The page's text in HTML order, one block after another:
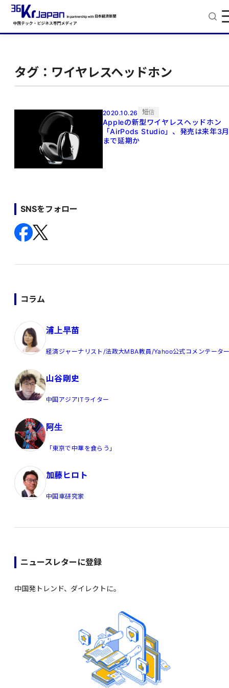
タグ：ワイヤレスヘッドホン
2020.10.26 短信
Appleの新型ワイヤレスヘッドホン
「AirPods Studio」、発売は来年3月
まで延期か
SNSをフォロー
コラム
浦上早苗
経済ジャーナリスト/法政大MBA教員/Yahoo公式コメンテータ
山谷剛史
中国アジアITライター
阿生
「東京で中華を食らう」
加藤ヒロト
中国車研究家
ニュースレターに登録
中国発トレンド、ダイレクトに。